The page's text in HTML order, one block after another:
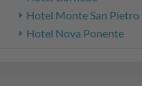
Hotel Monte San Pietro
Hotel Nova Ponente